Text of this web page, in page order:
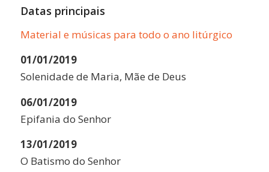
Datas principais
Material e músicas para todo o ano litúrgico
01/01/2019
Solenidade de Maria, Mãe de Deus
06/01/2019
Epifania do Senhor
13/01/2019
O Batismo do Senhor